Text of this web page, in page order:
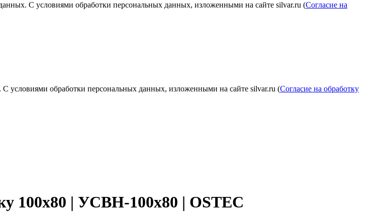
С условиями обработки персональных данных, изложенными на сайте silvar.ru (Согласие на
условиями обработки персональных данных, изложенными на сайте silvar.ru (Согласие на обработку
100х80 | УСВН-100х80 | OSTEC